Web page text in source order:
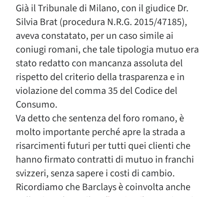
Già il Tribunale di Milano, con il giudice Dr.
Silvia Brat (procedura N.R.G. 2015/47185),
aveva constatato, per un caso simile ai
coniugi romani, che tale tipologia mutuo era
stato redatto con mancanza assoluta del
rispetto del criterio della trasparenza e in
violazione del comma 35 del Codice del
Consumo.
Va detto che sentenza del foro romano, è
molto importante perché apre la strada a
risarcimenti futuri per tutti quei clienti che
hanno firmato contratti di mutuo in franchi
svizzeri, senza sapere i costi di cambio.
Ricordiamo che Barclays è coinvolta anche